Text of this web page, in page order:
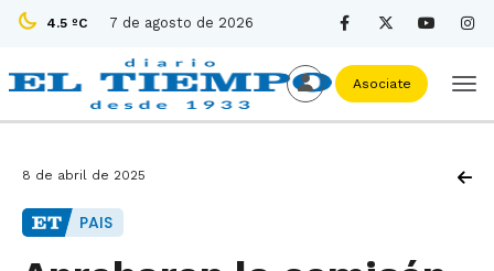
4.5 ºC 7 de agosto de 2026
Asociate
8 de abril de 2025
PAIS